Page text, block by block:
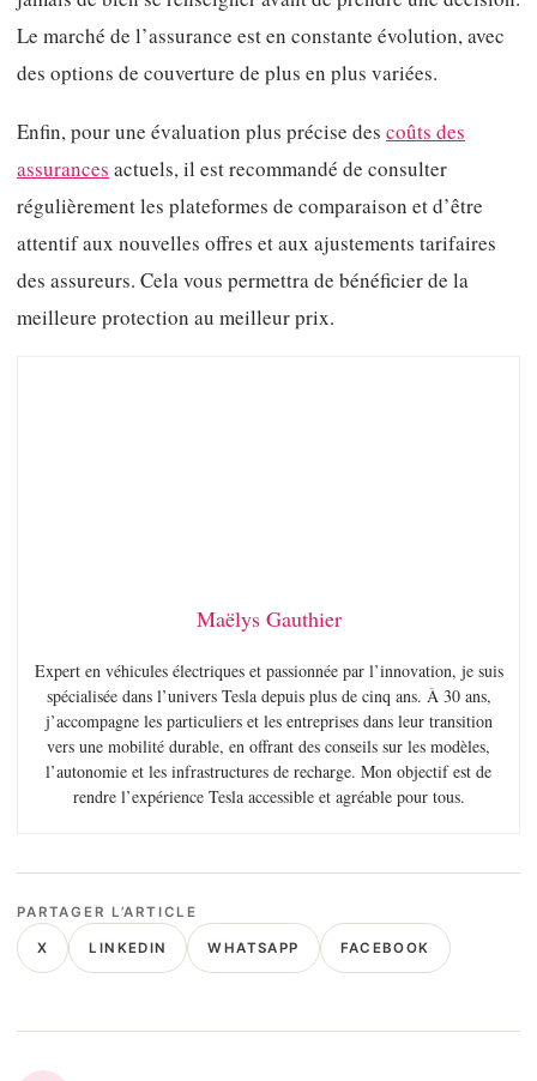
Le marché de l’assurance est en constante évolution, avec
des options de couverture de plus en plus variées.
Enfin, pour une évaluation plus précise des coûts des
assurances actuels, il est recommandé de consulter
régulièrement les plateformes de comparaison et d’être
attentif aux nouvelles offres et aux ajustements tarifaires
des assureurs. Cela vous permettra de bénéficier de la
meilleure protection au meilleur prix.
Maëlys Gauthier
Expert en véhicules électriques et passionnée par l’innovation, je suis
spécialisée dans l’univers Tesla depuis plus de cinq ans. À 30 ans,
j’accompagne les particuliers et les entreprises dans leur transition
vers une mobilité durable, en offrant des conseils sur les modèles,
l’autonomie et les infrastructures de recharge. Mon objectif est de
rendre l’expérience Tesla accessible et agréable pour tous.
PARTAGER L’ARTICLE
X LINKEDIN WHATSAPP FACEBOOK